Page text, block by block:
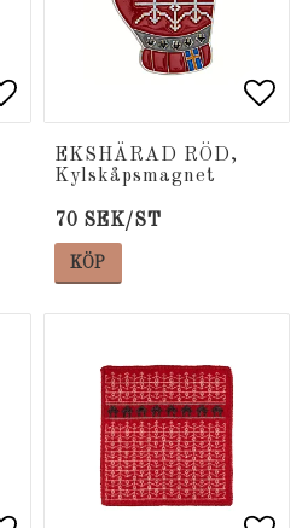
Lägg till i
Lägg till i
EKSHÄRAD RÖD,
Kylskåpsmagnet
70 SEK/ST
KÖP